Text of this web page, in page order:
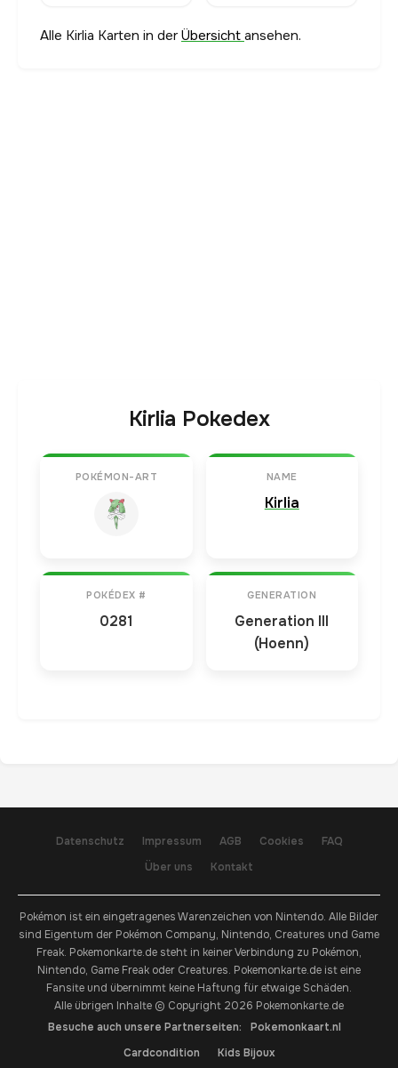
Alle Kirlia Karten in derÜbersicht ansehen.
Kirlia Pokedex
POKÉMON-ART NAME
Kirlia
POKÉDEX #
0281
GENERATION
Generation III
(Hoenn)
Datenschutz Impressum AGB Cookies
FAQ
Über uns
Kontakt
Pokémon ist ein eingetragenes Warenzeichen von Nintendo. Alle Bilder
sind Eigentum der Pokémon Company, Nintendo, Creatures und Game
Freak. Pokemonkarte.de steht in keiner Verbindung zu Pokémon,
Nintendo, Game Freak oder Creatures. Pokemonkarte.de ist eine
Fansite und übernimmt keine Haftung für etwaige Schäden.
Alle übrigen Inhalte © Copyright 2026 Pokemonkarte.de
Besuche auch unsere Partnerseiten:
Pokemonkaart.nl
Cardcondition
Kids Bijoux